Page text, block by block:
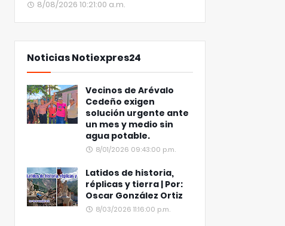
8/08/2026 10:21:00 a.m.
Noticias Notiexpres24
Vecinos de Arévalo
Cedeño exigen
solución urgente ante
un mes y medio sin
agua potable.
8/01/2026 09:43:00 p.m.
Latidos de historia,
réplicas y tierra | Por:
Oscar González Ortiz
8/03/2026 11:16:00 p.m.